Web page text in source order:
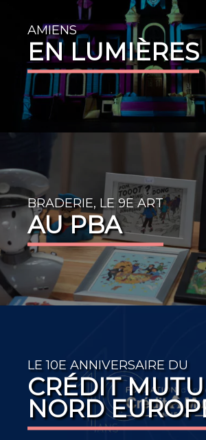
AMIENS
EN LUMIÈRES
BRADERIE, LE 9E ART
AU PBA
LE 10E ANNIVERSAIRE DU
CRÉDIT
NORD